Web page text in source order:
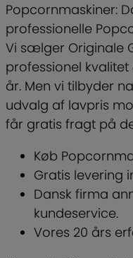
Popcornmaskiner:
professionelle
Vi sælger Originale
professionel
år. Men vi tilbyder
udvalg af lavpris
får gratis fragt på
Køb
Gratis levering
Dansk firma
kundeservice.
Vores 20 års